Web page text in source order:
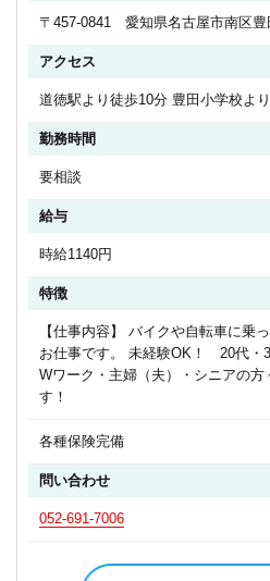
〒457-0841 愛知県名古屋市南区
アクセス
道徳駅より徒歩10分 豊田小学校よ
勤務時間
要相談
給与
時給1140円
特徴
【仕事内容】 バイクや自転車に乗
お仕事です。 未経験OK！ 20代・
Wワーク・主婦（夫）・シニアの方
す！
各種保険完備
問い合わせ
052-691-7006